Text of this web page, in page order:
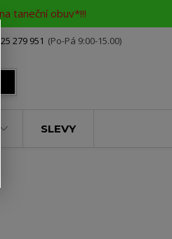
taneční obuv*!!!
279 951 (Po-Pá 9:00-15.00)
SLEVY